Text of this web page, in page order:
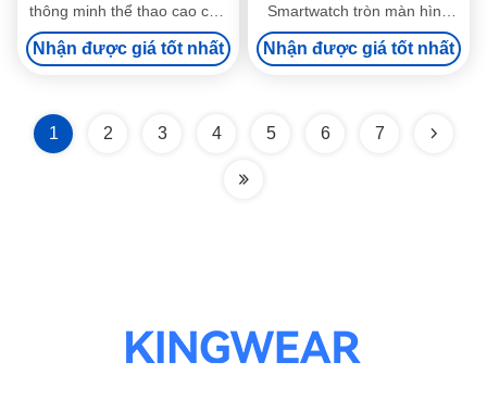
thông minh thể thao cao cấp
với thời lượng pin dài
Nhận được giá tốt nhất
Smartwatch tròn màn hình
1.6 inch Smartwatch với màn
hình Amoled
Nhận được giá tốt nhất
1 2 3 4 5 6 7